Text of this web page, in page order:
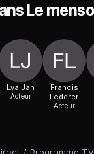
Le
Lya Jan
Acteur
Francis
Lederer
Acteur